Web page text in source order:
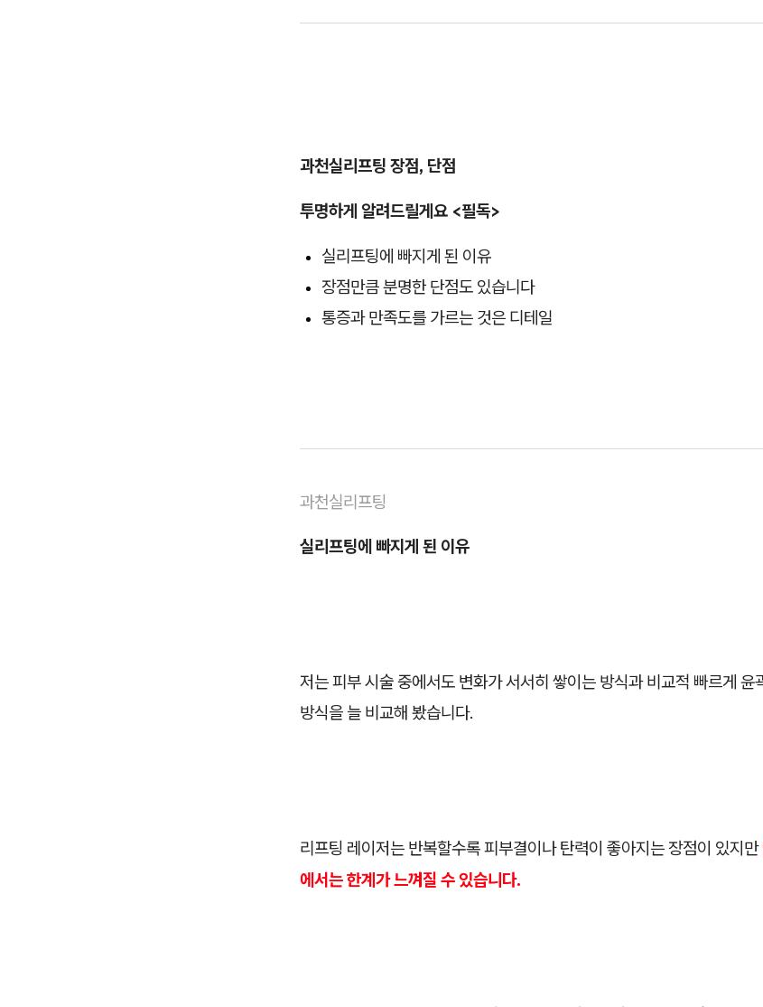
과천실리프팅 장점, 단점
투명하게 알려드릴게요 <필독>
실리프팅에 빠지게 된 이유
장점만큼 분명한 단점도 있습니다
통증과 만족도를 가르는 것은 디테일
과천실리프팅
실리프팅에 빠지게 된 이유
저는 피부 시술 중에서도 변화가 서서히 쌓이는 방식과 비교적 빠르게 윤
방식을 늘 비교해 봤습니다.
리프팅 레이저는 반복할수록 피부결이나 탄력이 좋아지는 장점이 있지만
에서는 한계가 느껴질 수 있습니다.